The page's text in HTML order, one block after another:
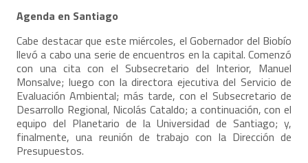
Agenda en Santiago
Cabe destacar que este miércoles, el Gobernador del Biobío
llevó a cabo una serie de encuentros en la capital. Comenzó
con una cita con el Subsecretario del Interior, Manuel
Monsalve; luego con la directora ejecutiva del Servicio de
Evaluación Ambiental; más tarde, con el Subsecretario de
Desarrollo Regional, Nicolás Cataldo; a continuación, con el
equipo del Planetario de la Universidad de Santiago; y,
finalmente, una reunión de trabajo con la Dirección de
Presupuestos.